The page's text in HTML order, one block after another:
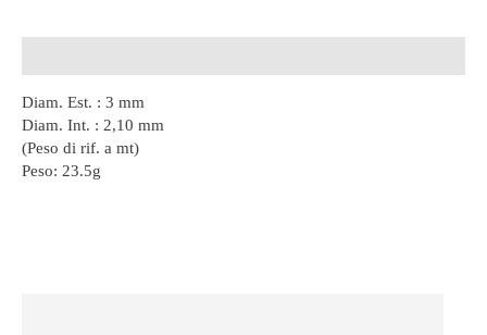
Diam. Est. : 3 mm
Diam. Int. : 2,10 mm
(Peso di rif. a mt)
Peso: 23.5g